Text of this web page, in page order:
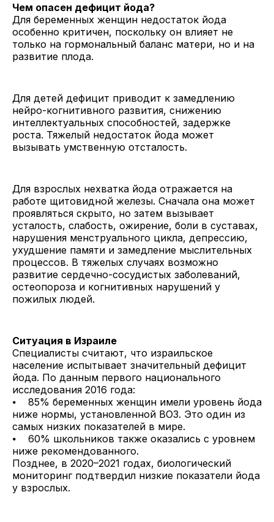
Чем опасен дефицит йода?
Для беременных женщин недостаток йода
особенно критичен, поскольку он влияет не
только на гормональный баланс матери, но и на
развитие плода.
Для детей дефицит приводит к замедлению
нейро-когнитивного развития, снижению
интеллектуальных способностей, задержке
роста. Тяжелый недостаток йода может
вызывать умственную отсталость.
Для взрослых нехватка йода отражается на
работе щитовидной железы. Сначала она может
проявляться скрыто, но затем вызывает
усталость, слабость, ожирение, боли в суставах,
нарушения менструального цикла, депрессию,
ухудшение памяти и замедление мыслительных
процессов. В тяжелых случаях возможно
развитие сердечно-сосудистых заболеваний,
остеопороза и когнитивных нарушений у
пожилых людей.
Ситуация в Израиле
Специалисты считают, что израильское
население испытывает значительный дефицит
йода. По данным первого национального
исследования 2016 года:
⦁ 85% беременных женщин имели уровень йода
ниже нормы, установленной ВОЗ. Это один из
самых низких показателей в мире.
⦁ 60% школьников также оказались с уровнем
ниже рекомендованного.
Позднее, в 2020–2021 годах, биологический
мониторинг подтвердил низкие показатели йода
у взрослых.